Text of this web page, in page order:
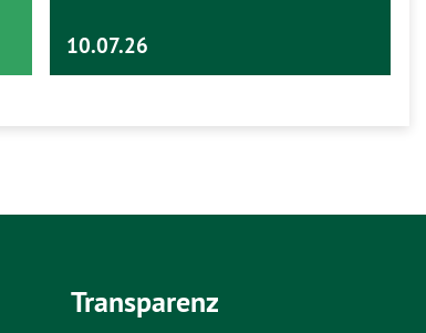
10.07.26
Transparenz